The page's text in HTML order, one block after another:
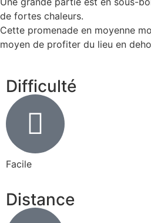
de fortes chaleurs.
Cette promenade en moyenne
moyen de profiter du lieu en
Difficulté
Facile
Distance